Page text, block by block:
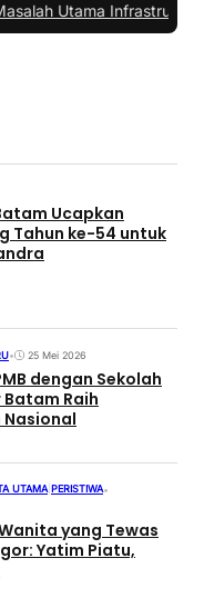
Infrastruktur
Ucapkan
Tahun ke-54 untuk
• 25 Mei 2026
dengan Sekolah
Raih
UTAMA| PERISTIWA•
yang Tewas
Yatim Piatu,